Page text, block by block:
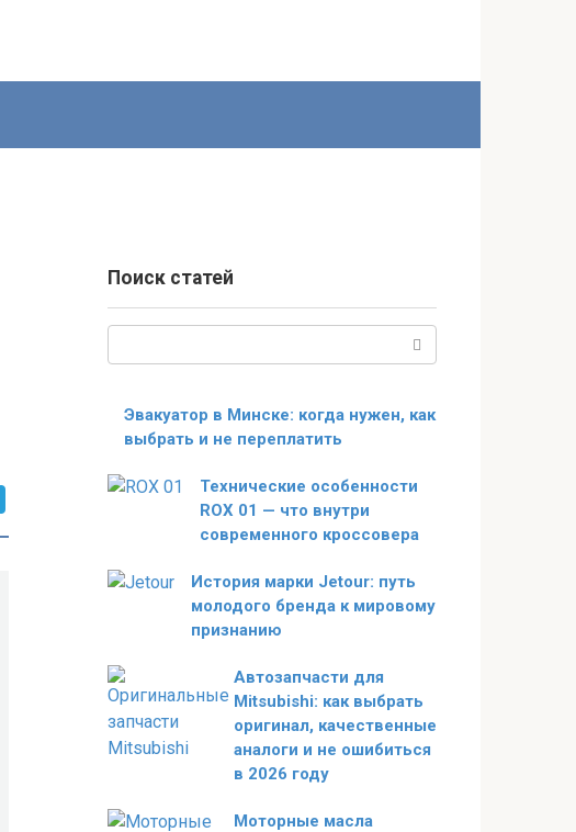
Поиск статей
Эвакуатор в Минске: когда нужен, как
выбрать и не переплатить
Технические особенности
ROX 01 — что внутри
современного кроссовера
История марки Jetour: путь
молодого бренда к мировому
признанию
Автозапчасти для
Mitsubishi: как выбрать
оригинал, качественные
аналоги и не ошибиться
в 2026 году
Моторные масла